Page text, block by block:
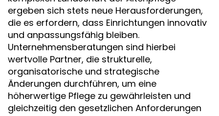
ergeben sich stets neue Herausforderungen,
die es erfordern, dass Einrichtungen innovativ
und anpassungsfähig bleiben.
Unternehmensberatungen sind hierbei
wertvolle Partner, die strukturelle,
organisatorische und strategische
Änderungen durchführen, um eine
höherwertige Pflege zu gewährleisten und
gleichzeitig den gesetzlichen Anforderungen